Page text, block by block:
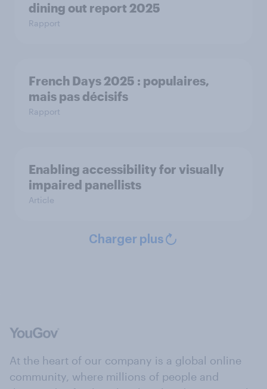
dining out report 2025​
Rapport
French Days 2025 : populaires,
mais pas décisifs
Rapport
Enabling accessibility for visually
impaired panellists
Article
Charger plus
At the heart of our company is a global online
community, where millions of people and